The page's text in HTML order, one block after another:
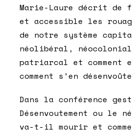
Marie-Laure décrit de
et accessible les
de notre système
néolibéral,
patriarcal et comment
comment s’en
Dans la conférence
Désenvoutement ou le
va-t-il mourir et